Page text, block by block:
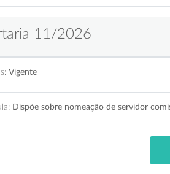
11/2026
Vigente
Dispõe sobre nomeação de servidor